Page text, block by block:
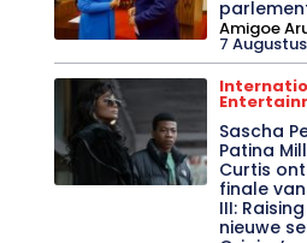
Lokaal
John
Amigoe
Sascha
Patina